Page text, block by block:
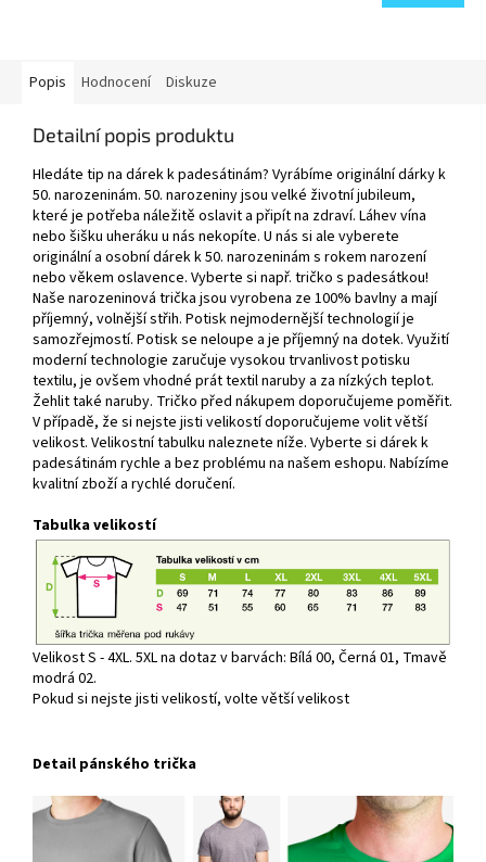
Popis Hodnocení Diskuze
Detailní popis produktu
Hledáte tip na dárek k padesátinám? Vyrábíme originální dárky k
50. narozeninám. 50. narozeniny jsou velké životní jubileum,
které je potřeba náležitě oslavit a připít na zdraví. Láhev vína
nebo šišku uheráku u nás nekopíte. U nás si ale vyberete
originální a osobní dárek k 50. narozeninám s rokem narození
nebo věkem oslavence. Vyberte si např. tričko s padesátkou!
Naše narozeninová trička jsou vyrobena ze 100% bavlny a mají
příjemný, volnější střih. Potisk nejmodernější technologií je
samozřejmostí. Potisk se neloupe a je příjemný na dotek. Využití
moderní technologie zaručuje vysokou trvanlivost potisku
textilu, je ovšem vhodné prát textil naruby a za nízkých teplot.
Žehlit také naruby. Tričko před nákupem doporučujeme poměřit.
V případě, že si nejste jisti velikostí doporučujeme volit větší
velikost. Velikostní tabulku naleznete níže. Vyberte si dárek k
padesátinám rychle a bez problému na našem eshopu. Nabízíme
kvalitní zboží a rychlé doručení.
Tabulka velikostí
Velikost S - 4XL. 5XL na dotaz v barvách: Bílá 00, Černá 01, Tmavě
modrá 02.
Pokud si nejste jisti velikostí, volte větší velikost
Detail pánského trička